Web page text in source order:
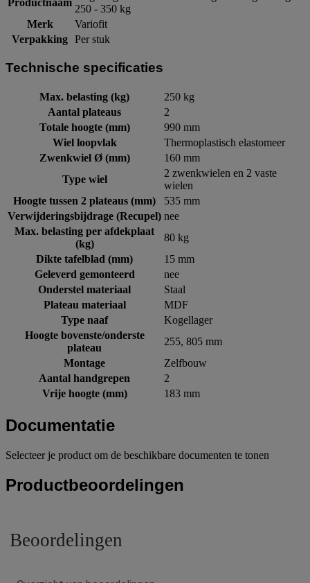
250 - 350 kg
Merk
Variofit
Verpakking Per stuk
Technische specificaties
Max. belasting (kg)
250 kg
Aantal plateaus
2
Totale hoogte (mm)
990 mm
Wiel loopvlak
Thermoplastisch elastomeer
Zwenkwiel Ø (mm)
160 mm
Type wiel
2 zwenkwielen en 2 vaste
wielen
Hoogte tussen 2 plateaus (mm)
535 mm
Verwijderingsbijdrage (Recupel) nee
Max. belasting per afdekplaat
(kg)
80 kg
Dikte tafelblad (mm)
15 mm
Geleverd gemonteerd
nee
Onderstel materiaal
Staal
Plateau materiaal
MDF
Type naaf
Kogellager
Hoogte bovenste/onderste
plateau
255, 805 mm
Montage
Zelfbouw
Aantal handgrepen
2
Vrije hoogte (mm)
183 mm
Documentatie
Selecteer je product om de beschikbare documenten te tonen
Productbeoordelingen